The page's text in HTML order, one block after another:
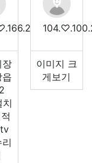
장
이미지 크
게보기